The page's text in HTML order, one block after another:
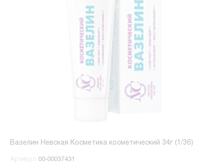
Вазелин Невская Косметика косметический 34г (1/36)
Артикул 00-00037431